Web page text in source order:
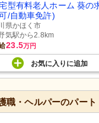
型有料老人ホーム 葵の
/自動車免許)
県かほく市
気駅から2.8km
23.5万円
お気に入り に追加
職・ヘルパーのパー